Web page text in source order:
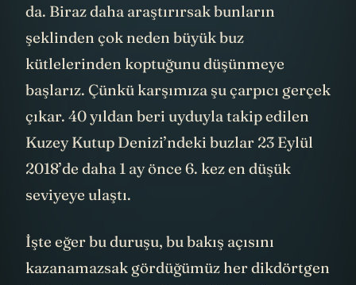
da. Biraz daha araştırırsak bunların
şeklinden çok neden büyük buz
kütlelerinden koptuğunu düşünmeye
başlarız. Çünkü karşımıza şu çarpıcı gerçek
çıkar. 40 yıldan beri uyduyla takip edilen
Kuzey Kutup Denizi’ndeki buzlar 23 Eylül
2018’de daha 1 ay önce 6. kez en düşük
seviyeye ulaştı.
İşte eğer bu duruşu, bu bakış açısını
kazanamazsak gördüğümüz her dikdörtgen